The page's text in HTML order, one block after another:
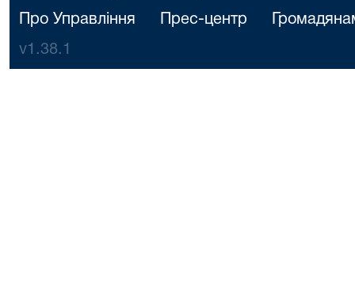
Про Управління Прес-центр
v1.38.1